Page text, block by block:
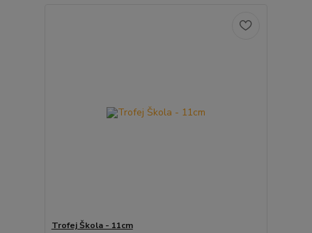
Trofej Škola - 11cm